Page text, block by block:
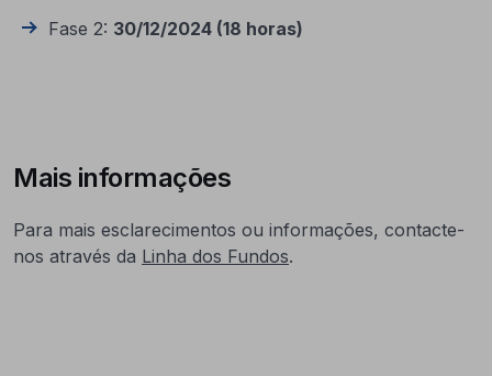
Fase 2: 30/12/2024 (18 horas)
Mais informações
Para mais esclarecimentos ou informações, contacte-
nos através da Linha dos Fundos.